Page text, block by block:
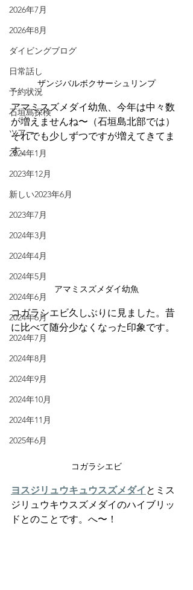
2026年7月
2026年8月
ダイビングブログ
日常話し
予約状況
石垣島探検
ツアー
2024年1月
2023年12月
新しい2023年6月
2023年7月
2024年3月
2024年4月
2024年5月
2024年6月
2024年6月
2024年7月
2024年8月
2024年9月
2024年10月
2024年11月
2025年6月
ザンジバルボクサーシュリンプ
アマミスズメダイ幼魚、今年は中々数
が増えませんね〜（石垣島北部では）
それでも少しずつですが増えてきてま
す。
アマミスズメダイ幼魚
コガラシエビ久しぶりに見ました。昔
に比べて随分少なくなった印象です。
コガラシエビ
ヨスジリュウキュウスズメダイ とミス
ジリュウキウスズメダイのハイブリッ
ドとのことです。へ〜！